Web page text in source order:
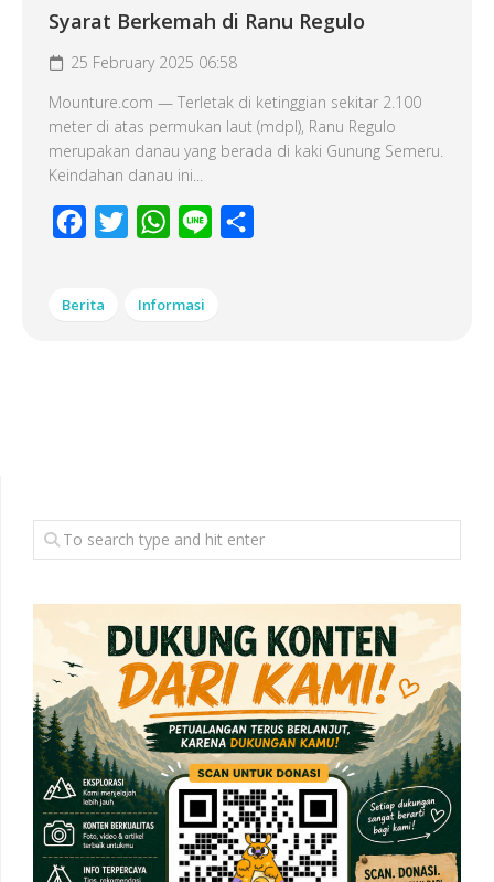
Syarat Berkemah di Ranu Regulo
25 February 2025 06:58
Mounture.com — Terletak di ketinggian sekitar 2.100
meter di atas permukan laut (mdpl), Ranu Regulo
merupakan danau yang berada di kaki Gunung Semeru.
Keindahan danau ini...
Facebook
Twitter WhatsApp
Line
Berita Informasi